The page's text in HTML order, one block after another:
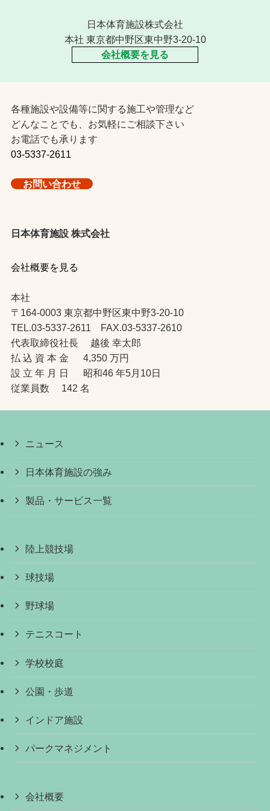
日本体育施設株式会社
本社 東京都中野区東中野3-20-10
会社概要を見る
各種施設や設備等に関する施工や管理など
どんなことでも、お気軽にご相談下さい
お電話でも承ります
03-5337-2611
お問い合わせ
日本体育施設 株式会社
会社概要を見る
本社
〒164-0003 東京都中野区東中野3-20-10
TEL.03-5337-2611 FAX.03-5337-2610
代表取締役社長 越後 幸太郎
払 込 資 本 金 4,350 万円
設 立 年 月 日 昭和46 年5月10日
従業員数 142 名
ニュース
日本体育施設の強み
製品・サービス一覧
陸上競技場
球技場
野球場
テニスコート
学校校庭
公園・歩道
インドア施設
パークマネジメント
会社概要